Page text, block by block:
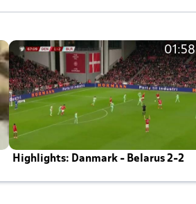
01:58
Highlights: Danmark - Belarus 2-2